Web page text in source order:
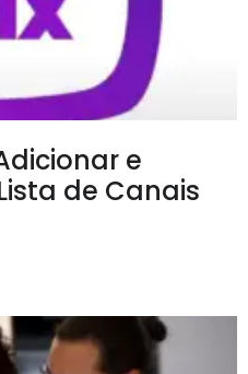
e
de Canais